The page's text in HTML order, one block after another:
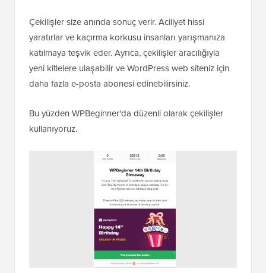
Çekilişler size anında sonuç verir. Aciliyet hissi
yaratırlar ve kaçırma korkusu insanları yarışmanıza
katılmaya teşvik eder. Ayrıca, çekilişler aracılığıyla
yeni kitlelere ulaşabilir ve WordPress web siteniz için
daha fazla e-posta abonesi edinebilirsiniz.
Bu yüzden WPBeginner'da düzenli olarak çekilişler
kullanıyoruz.